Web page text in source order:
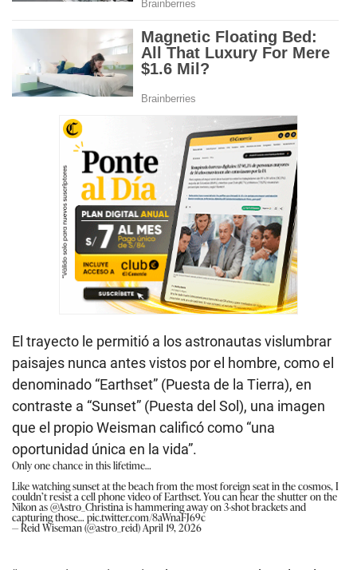
El trayecto le permitió a los astronautas vislumbrar
paisajes nunca antes vistos por el hombre, como el
denominado “Earthset” (Puesta de la Tierra), en
contraste a “Sunset” (Puesta del Sol), una imagen
que el propio Weisman calificó como “una
oportunidad única en la vida”.
Only one chance in this lifetime…
Like watching sunset at the beach from the most foreign seat in the cosmos, I
couldn’t resist a cell phone video of Earthset. You can hear the shutter on the
Nikon as@Astro_Christina is hammering away on 3-shot brackets and
capturing those…pic.twitter.com/8aWnaFJ69c
— Reid Wiseman (@astro_reid)April 19, 2026